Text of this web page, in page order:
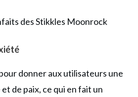
des Stikkles Moonrock
donner aux utilisateurs une
de paix, ce qui en fait un